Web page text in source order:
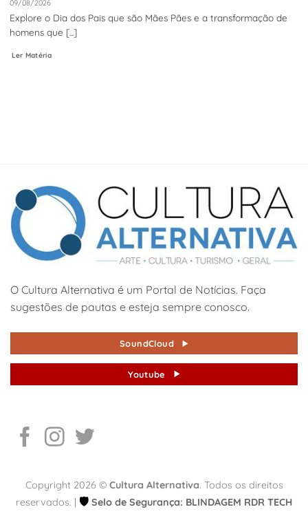
09/08/2026
Explore o Dia dos Pais que são Mães Pães e a transformação de
homens que [...]
Ler Matéria
O Cultura Alternativa é um Portal de Notícias. Faça
sugestões de pautas e esteja sempre conosco.
SoundCloud
Youtube
Copyright 2026 © Cultura Alternativa. Todos os direitos
reservados. | 🛡️ Selo de Segurança: BLINDAGEM RDR TECH